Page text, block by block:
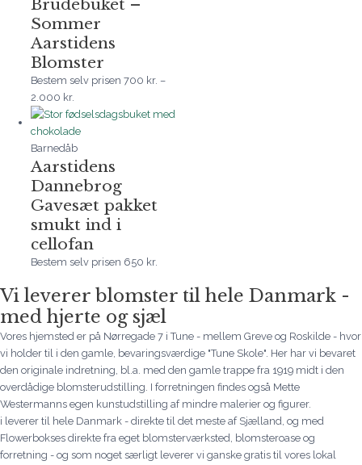
Brudebuket –
Sommer
Aarstidens
Blomster
Bestem selv prisen700 kr. –
2.000 kr.
Barnedåb
Aarstidens
Dannebrog
Gavesæt pakket
smukt ind i
cellofan
Bestem selv prisen 650 kr.
Vi leverer blomster til hele Danmark -
med hjerte og sjæl
Vores hjemsted er på Nørregade 7 i Tune - mellem Greve og Roskilde - hvor
vi holder til i den gamle, bevaringsværdige "Tune Skole". Her har vi bevaret
den originale indretning, bl.a. med den gamle trappe fra 1919 midt i den
overdådige blomsterudstilling. I forretningen findes også Mette
Westermanns egen kunstudstilling af mindre malerier og figurer.
i leverer til hele Danmark - direkte til det meste af Sjælland, og med
Flowerbokses direkte fra eget blomsterværksted, blomsteroase og
forretning - og som noget særligt leverer vi ganske gratis til vores lokal